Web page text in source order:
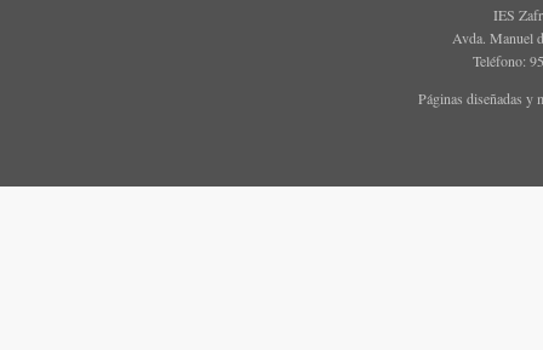
IES
Avda. Manuel
Teléfono:
Páginas diseñadas y